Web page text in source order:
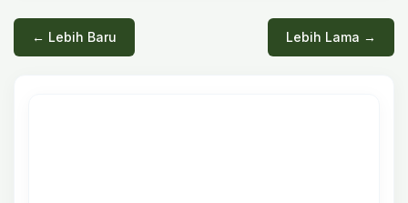
← Lebih Baru Lebih Lama →